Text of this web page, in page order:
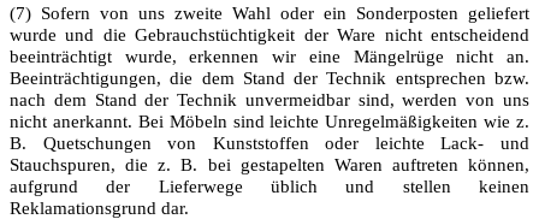
(7) Sofern von uns zweite Wahl oder ein Sonderposten geliefert
wurde und die Gebrauchstüchtigkeit der Ware nicht entscheidend
beeinträchtigt wurde, erkennen wir eine Mängelrüge nicht an.
Beeinträchtigungen, die dem Stand der Technik entsprechen bzw.
nach dem Stand der Technik unvermeidbar sind, werden von uns
nicht anerkannt. Bei Möbeln sind leichte Unregelmäßigkeiten wie z.
B. Quetschungen von Kunststoffen oder leichte Lack- und
Stauchspuren, die z. B. bei gestapelten Waren auftreten können,
aufgrund der Lieferwege üblich und stellen keinen
Reklamationsgrund dar.